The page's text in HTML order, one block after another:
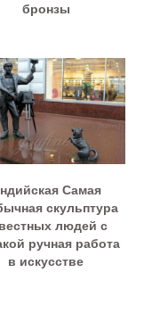
бронзы
Самая
скульптура
людей с
ручная работа
в искусстве